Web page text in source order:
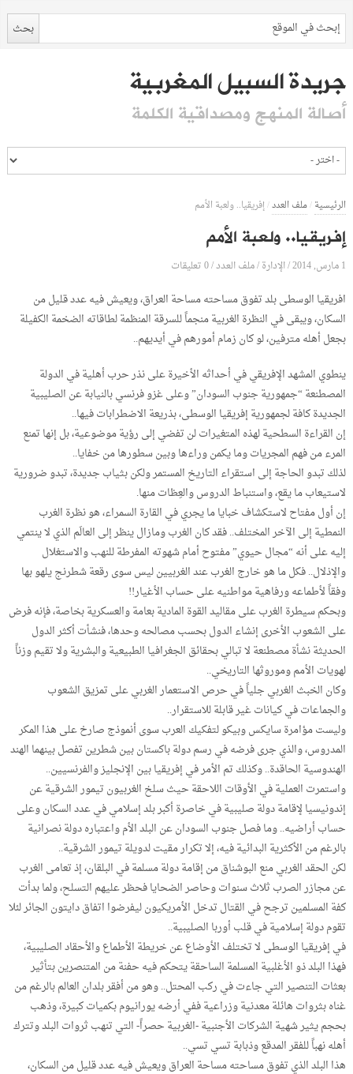
جريدة السبيل المغربية
أصالة المنهج ومصداقية الكلمة
الرئيسية/ملف العدد/إفريقيا.. ولعبة الأمم
إفريقيا.. ولعبة الأمم
1 مارس, 2014 /الإدارة/ملف العدد/0 تعليقات
افريقيا الوسطى بلد تفوق مساحته مساحة العراق، ويعيش فيه عدد قليل من
السكان، ويبقى في النظرة الغربية منجماً للسرقة المنظمة لطاقاته الضخمة الكفيلة
بجعل أهله مترفين، لو كان زمام أمورهم في أيديهم..
ينطوي المشهد الإفريقي في أحداثه الأخيرة على نذر حرب أهلية في الدولة
المصطنعة “جمهورية جنوب السودان” وعلى غزو فرنسي بالنيابة عن الصليبية
الجديدة كافة لجمهورية إفريقيا الوسطى، بذريعة الاضطرابات فيها..
إن القراءة السطحية لهذه المتغيرات لن تفضي إلى رؤية موضوعية، بل إنها تمنع
المرء من فهم المجريات وما يكمن وراءها وبين سطورها من خفايا..
لذلك تبدو الحاجة إلى استقراء التاريخ المستمر ولكن بثياب جديدة، تبدو ضرورية
لاستيعاب ما يقع، واستنباط الدروس والعِظات منها.
إن أول مفتاح لاستكشاف خبايا ما يجري في القارة السمراء، هو نظرة الغرب
النمطية إلى الآخر المختلف.. فقد كان الغرب ومازال ينظر إلى العالَم الذي لا ينتمي
إليه على أنه “مجال حيوي” مفتوح أمام شهوته المفرطة للنهب والاستغلال
والإذلال.. فكل ما هو خارج الغرب عند الغربيين ليس سوى رقعة شطرنج يلهو بها
وفقاً لأطماعه ورفاهية مواطنيه على حساب الأغيار!!
وبحكم سيطرة الغرب على مقاليد القوة المادية بعامة والعسكرية بخاصة، فإنه فرض
على الشعوب الأخرى إنشاء الدول بحسب مصالحه وحدها، فنشأت أكثر الدول
الحديثة نشأة مصطنعة لا تبالي بحقائق الجغرافيا الطبيعية والبشرية ولا تقيم وزناً
لهويات الأمم وموروثها التاريخي..
وكان الخبث الغربي جلياً في حرص الاستعمار الغربي على تمزيق الشعوب
والجماعات في كيانات غير قابلة للاستقرار..
وليست مؤامرة سايكس وبيكو لتفكيك العرب سوى أنموذج صارخ على هذا المكر
المدروس، والذي جرى فرضه في رسم دولة باكستان بين شطرين تفصل بينهما الهند
الهندوسية الحاقدة.. وكذلك تم الأمر في إفريقيا بين الإنجليز والفرنسيين..
واستمرت العملية في الأوقات اللاحقة حيث سلخ الغربيون تيمور الشرقية عن
إندونيسيا لإقامة دولة صليبية في خاصرة أكبر بلد إسلامي في عدد السكان وعلى
حساب أراضيه.. وما فصل جنوب السودان عن البلد الأم واعتباره دولة نصرانية
بالرغم من الأكثرية البدائية فيه، إلا تكرار مقيت لدويلة تيمور الشرقية..
لكن الحقد الغربي منع البوشناق من إقامة دولة مسلمة في البلقان، إذ تعامى الغرب
عن مجازر الصرب ثلاث سنوات وحاصر الضحايا فحظر عليهم التسلح، ولما بدأت
كفة المسلمين ترجح في القتال تدخل الأمريكيون ليفرضوا اتفاق دايتون الجائر لئلا
تقوم دولة إسلامية في قلب أوربا الصليبية..
في إفريقيا الوسطى لا تختلف الأوضاع عن خريطة الأطماع والأحقاد الصليبية،
فهذا البلد ذو الأغلبية المسلمة الساحقة يتحكم فيه حفنة من المتنصرين بتأثير
بعثات التنصير التي جاءت في ركب المحتل.. وهو من أفقر بلدان العالم بالرغم من
غناه بثروات هائلة معدنية وزراعية ففي أرضه يورانيوم بكميات كبيرة، وذهب
بحجم يثير شهية الشركات الأجنبية -الغربية حصراً- التي تنهب ثروات البلد وتترك
أهله نهباً للفقر المدقع وذبابة تسي تسي..
هذا البلد الذي تفوق مساحته مساحة العراق ويعيش فيه عدد قليل من السكان،